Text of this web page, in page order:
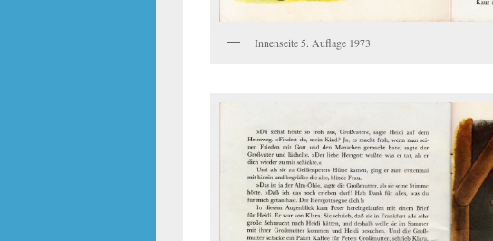
Innenseite 5. Auflage 1973